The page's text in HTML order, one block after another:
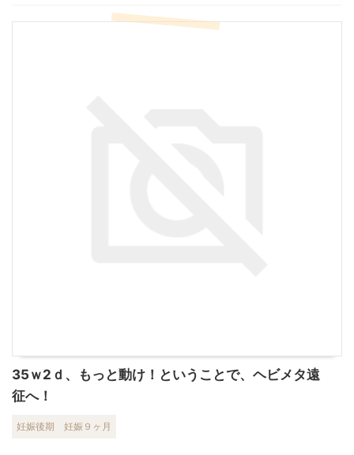
35ｗ2ｄ、もっと動け！ということで、ヘビメタ遠
征へ！
妊娠後期 妊娠９ヶ月